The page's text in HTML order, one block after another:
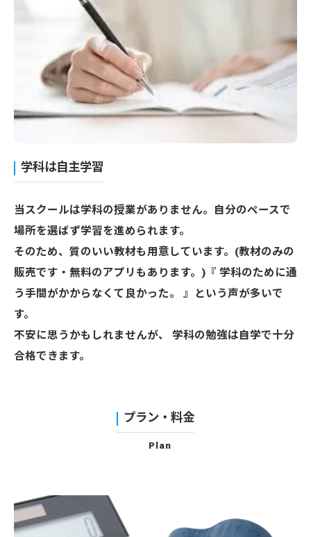
学科は自主学習
当スクールは学科の授業がありません。自分のペースで
場所を選ばず学習を進められます。
そのため、質のいい教材も用意しています。(教材のみの
販売です・無料のアプリもあります。)『 学科のために通
う手間がかからなくて良かった。 』という声が多いで
す。
不安に思うかもしれませんが、 学科の勉強は自学で十分
合格できます。
プラン・料金
Plan